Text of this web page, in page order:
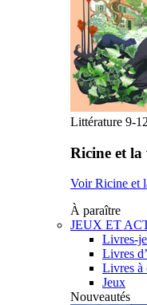
Littérature 9-
Ricine et la
Voir Ricine et
À paraître
JEUX ET
Livres-
Livres
Livres à
Jeux
Nouveautés